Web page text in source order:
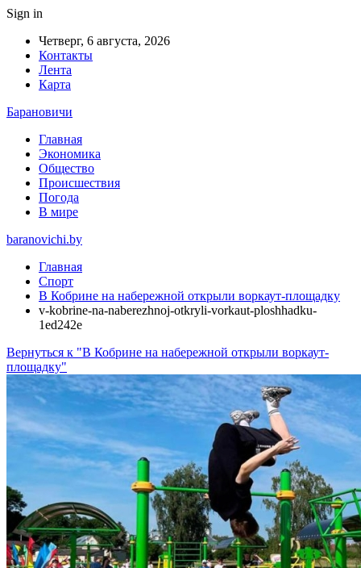
Sign in
Четверг, 6 августа, 2026
Контакты
Лента
Карта
Барановичи
Главная
Экономика
Общество
Происшествия
Погода
В мире
baranovichi.by
Главная
Спорт
В Кобрине на набережной открыли воркаут-площадку
v-kobrine-na-naberezhnoj-otkryli-vorkaut-ploshhadku-
1ed242e
Вернуться к "В Кобрине на набережной открыли воркаут-
площадку"